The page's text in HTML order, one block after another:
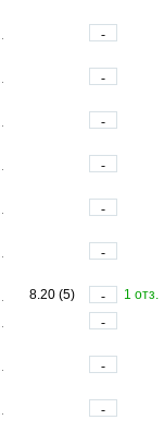
-
-
-
-
-
-
8.20 (5) -
1 отз.
-
-
-